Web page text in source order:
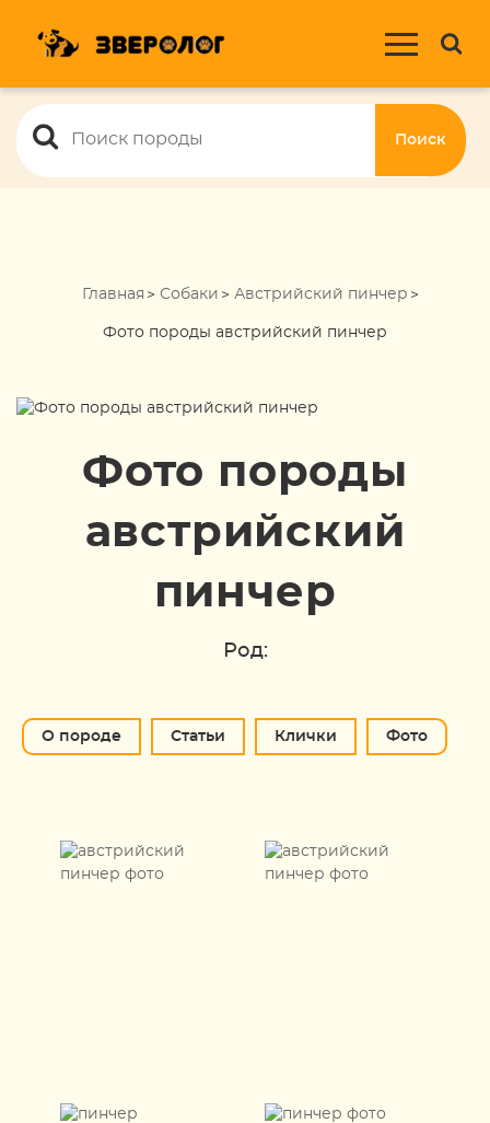
Поиск
Главная Собаки Австрийский пинчер
Фото породы австрийский пинчер
Фото породы
австрийский
пинчер
Род:
О породе Статьи Клички Фото